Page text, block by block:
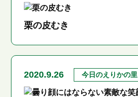
栗の皮むき
2020.9.26 今日のえりかの里